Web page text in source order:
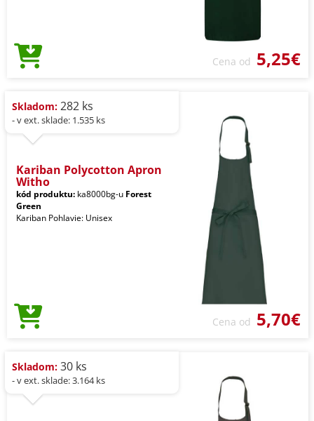
Cena od 5,25€
Skladom: 282 ks
- v ext. sklade: 1.535 ks
Kariban Polycotton Apron
Witho
kód produktu: ka8000bg-u Forest
Green
Kariban Pohlavie: Unisex
Cena od 5,70€
Skladom: 30 ks
- v ext. sklade: 3.164 ks